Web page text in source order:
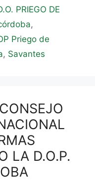
PRIEGO DE
,
Priego de
, Savantes
LA D.O.P.